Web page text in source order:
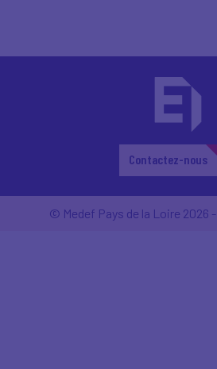
Contactez-nous
© Medef Pays de la Loire 2026 -